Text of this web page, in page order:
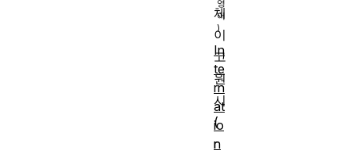
체
이
고
원
시
(
r
In
te
rn
at
io
n